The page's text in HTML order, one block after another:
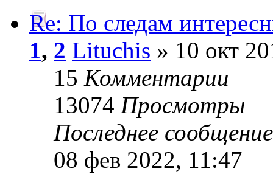
Re: По следам
1, 2 Lituchis » 10 окт
15 Комментарии
13074 Просмотры
Последнее
08 фев 2022, 11:47